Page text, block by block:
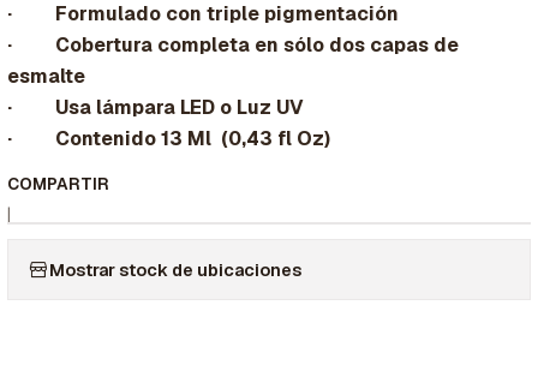
· Formulado con triple pigmentación
· Cobertura completa en sólo dos capas de
esmalte
· Usa lámpara LED o Luz UV
· Contenido 13 Ml (0,43 fl Oz)
COMPARTIR
|
Mostrar stock de ubicaciones